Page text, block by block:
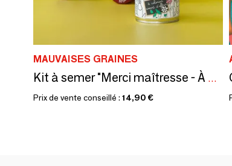
MAUVAISES GRAINES
Kit à semer "Merci maîtresse - À colorier" Fabriqué en France
Prix de vente conseillé : 14,90 €